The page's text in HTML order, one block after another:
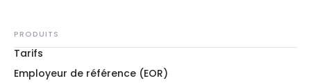
PRODUITS
Tarifs
Employeur de référence (EOR)